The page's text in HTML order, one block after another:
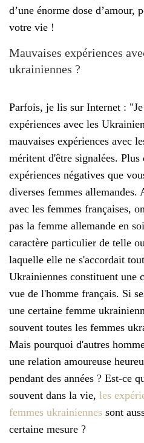
d’une énorme dose
votre vie !
Mauvaises expériences
ukrainiennes ?
Parfois, je lis sur Internet :
expériences avec les
mauvaises expériences avec
méritent d'être signalées.
expériences négatives que
diverses femmes allemandes.
avec les femmes françaises,
pas la femme allemande en
caractère particulier de telle
laquelle elle ne s'accordait
Ukrainiennes constituent une
vue de l'homme français. Si
une certaine femme
souvent toutes les femmes
Mais pourquoi d'autres
une relation amoureuse
pendant des années ? Est-ce
souvent dans la vie, les
femmes ukrainiennes sont
certaine mesure ?